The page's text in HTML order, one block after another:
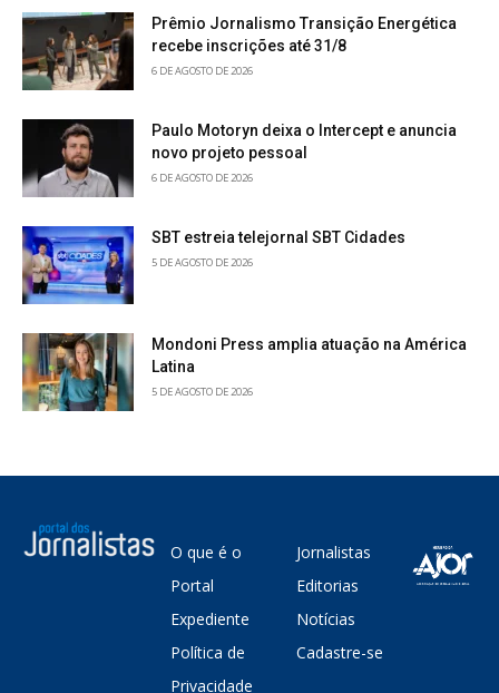
Prêmio Jornalismo Transição Energética
recebe inscrições até 31/8
6 DE AGOSTO DE 2026
Paulo Motoryn deixa o Intercept e anuncia
novo projeto pessoal
6 DE AGOSTO DE 2026
SBT estreia telejornal SBT Cidades
5 DE AGOSTO DE 2026
Mondoni Press amplia atuação na América
Latina
5 DE AGOSTO DE 2026
O que é o
Portal
Expediente
Política de
Privacidade
Jornalistas
Editorias
Notícias
Cadastre-se